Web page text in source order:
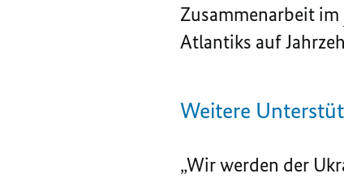
Zusammenarbeit im
Atlantiks auf
Weitere
„Wir werden der